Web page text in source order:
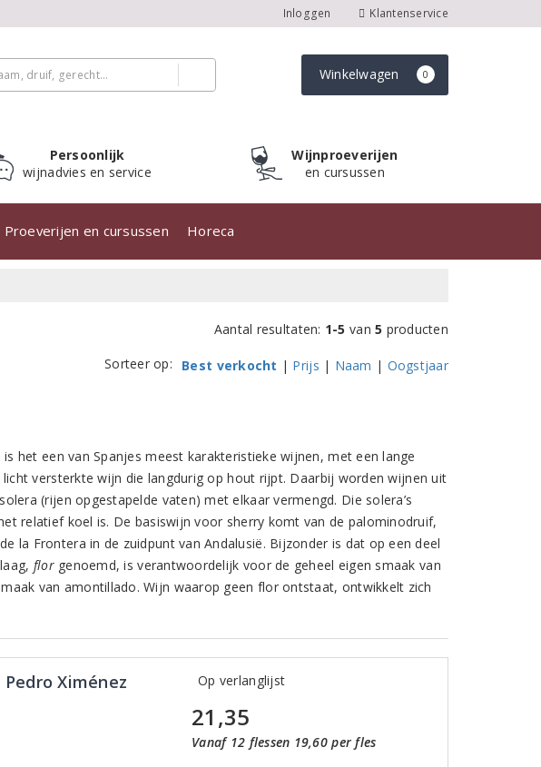
Inloggen Klantenservice
Winkelwagen 0
Persoonlijk
wijnadvies en service
Wijnproeverijen
en cursussen
Proeverijen en cursussen Horeca
Aantal resultaten: 1-5 van5 producten
Sorteer op: Best verkocht | Prijs | Naam | Oogstjaar
het een van Spanjes meest karakteristieke wijnen, met een lange
licht versterkte wijn die langdurig op hout rijpt. Daarbij worden wijnen uit
(rijen opgestapelde vaten) met elkaar vermengd. Die solera’s
relatief koel is. De basiswijn voor sherry komt van de palominodruif,
la Frontera in de zuidpunt van Andalusië. Bijzonder is dat op een deel
florgenoemd, is verantwoordelijk voor de geheel eigen smaak van
van amontillado. Wijn waarop geen flor ontstaat, ontwikkelt zich
Ximénez
Op verlanglijst
21,35
Vanaf 12 flessen 19,60 per fles